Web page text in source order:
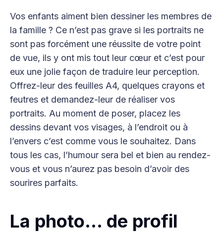
Vos enfants aiment bien dessiner les membres de
la famille ? Ce n’est pas grave si les portraits ne
sont pas forcément une réussite de votre point
de vue, ils y ont mis tout leur cœur et c’est pour
eux une jolie façon de traduire leur perception.
Offrez-leur des feuilles A4, quelques crayons et
feutres et demandez-leur de réaliser vos
portraits. Au moment de poser, placez les
dessins devant vos visages, à l’endroit ou à
l’envers c’est comme vous le souhaitez. Dans
tous les cas, l’humour sera bel et bien au rendez-
vous et vous n’aurez pas besoin d’avoir des
sourires parfaits.
La photo… de profil